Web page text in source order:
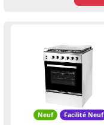
Neuf Facilité Neuf